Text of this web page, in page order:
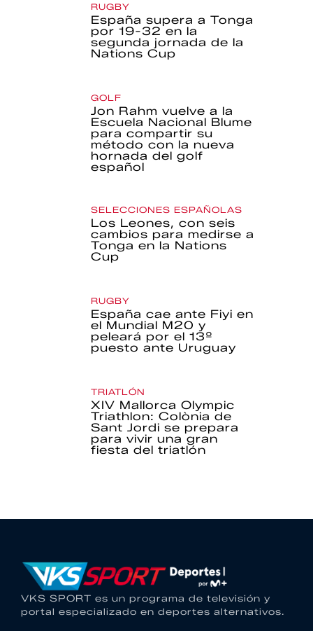
RUGBY
España supera a Tonga
por 19-32 en la
segunda jornada de la
Nations Cup
GOLF
Jon Rahm vuelve a la
Escuela Nacional Blume
para compartir su
método con la nueva
hornada del golf
español
SELECCIONES ESPAÑOLAS
Los Leones, con seis
cambios para medirse a
Tonga en la Nations
Cup
RUGBY
España cae ante Fiyi en
el Mundial M20 y
peleará por el 13º
puesto ante Uruguay
TRIATLÓN
XIV Mallorca Olympic
Triathlon: Colònia de
Sant Jordi se prepara
para vivir una gran
fiesta del triatlón
VKS SPORT es un programa de televisión y
portal especializado en deportes alternativos.